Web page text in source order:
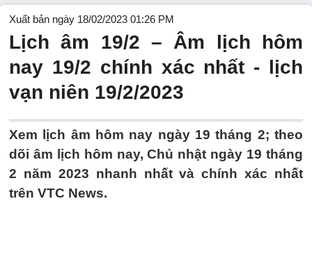
Xuất bản ngày 18/02/2023 01:26 PM
Lịch âm 19/2 – Âm lịch hôm
nay 19/2 chính xác nhất - lịch
vạn niên 19/2/2023
Xem lịch âm hôm nay ngày 19 tháng 2; theo
dõi âm lịch hôm nay, Chủ nhật ngày 19 tháng
2 năm 2023 nhanh nhất và chính xác nhất
trên VTC News.